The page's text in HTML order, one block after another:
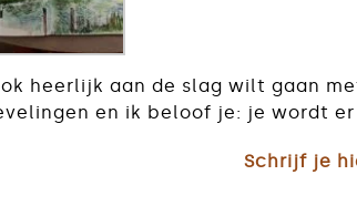
heerlijk aan de slag wilt gaan
en ik beloof je: je wordt
Schrijf je